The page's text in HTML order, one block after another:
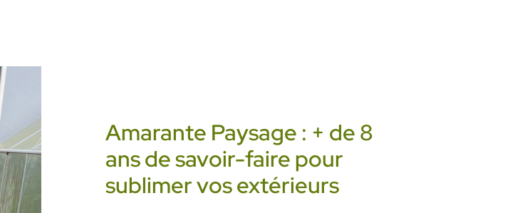
Amarante Paysage : + de 8
ans de savoir-faire pour
sublimer vos extérieurs